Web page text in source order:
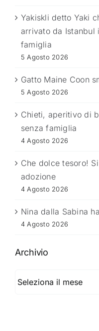
Yakiskli detto Yaki
arrivato da Istanbul
famiglia
5 Agosto 2026
Gatto Maine Coon
5 Agosto 2026
Chieti, aperitivo di
senza famiglia
4 Agosto 2026
Che dolce tesoro!
adozione
4 Agosto 2026
Nina dalla Sabina
4 Agosto 2026
Archivio